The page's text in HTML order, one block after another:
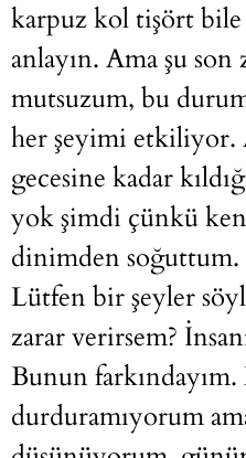
karpuz kol tişört
anlayın. Ama şu
mutsuzum, bu
her şeyimi etkiliyor.
gecesine kadar
yok şimdi çünkü
dinimden soğuttum.
Lütfen bir şeyler
zarar verirsem?
Bunun
durduramıyorum